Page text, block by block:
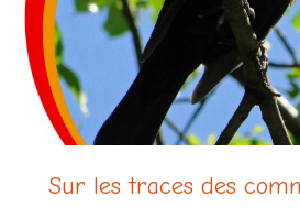
Sur les traces des